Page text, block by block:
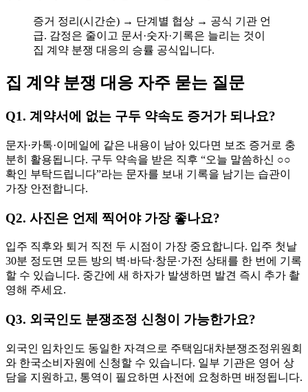
증거 정리(시간순) → 단계별 협상 → 공식 기관 언
급. 감정은 줄이고 문서·숫자·기록은 늘리는 것이
집 계약 분쟁 대응의 승률 공식입니다.
집 계약 분쟁 대응 자주 묻는 질문
Q1. 계약서에 없는 구두 약속도 증거가 되나요?
문자·카톡·이메일에 같은 내용이 남아 있다면 보조 증거로 충
분히 활용됩니다. 구두 약속을 받은 직후 “오늘 말씀하신 ○○
확인 부탁드립니다”라는 문자를 보내 기록을 남기는 습관이
가장 안전합니다.
Q2. 사진은 언제 찍어야 가장 좋나요?
입주 직후와 퇴거 직전 두 시점이 가장 중요합니다. 입주 첫날
30분 정도면 모든 방의 벽·바닥·창문·가전 상태를 한 번에 기록
할 수 있습니다. 중간에 새 하자가 발생하면 발견 즉시 추가 촬
영해 주세요.
Q3. 외국인도 분쟁조정 신청이 가능한가요?
외국인 임차인도 동일한 자격으로 주택임대차분쟁조정위원회
와 한국소비자원에 신청할 수 있습니다. 일부 기관은 영어 상
담을 지원하고, 통역이 필요하면 사전에 요청하면 배정됩니다.